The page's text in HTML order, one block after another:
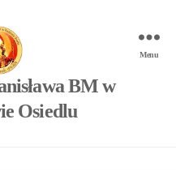
BM w
Osiedlu
Menu